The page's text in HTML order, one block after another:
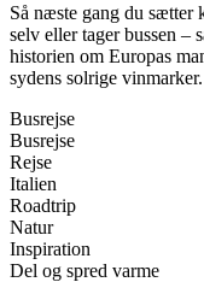
Så næste gang du sætter
selv eller tager bussen –
historien om Europas
sydens solrige vinmarker.
Busrejse
Busrejse
Rejse
Italien
Roadtrip
Natur
Inspiration
Del og spred varme